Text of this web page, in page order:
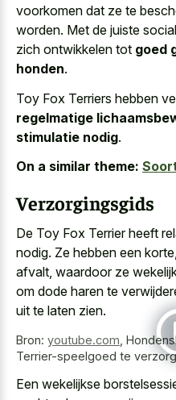
voorkomen dat ze te
worden. Met de juiste
zich ontwikkelen tot goed
honden.
Toy Fox Terriers hebben
regelmatige
stimulatie nodig.
On a similar theme:
Verzorgingsgids
De Toy Fox Terrier heeft
nodig. Ze hebben een
afvalt, waardoor ze
om dode haren te
uit te laten zien.
Bron: youtube.com
Terrier-speelgoed te
Een wekelijkse